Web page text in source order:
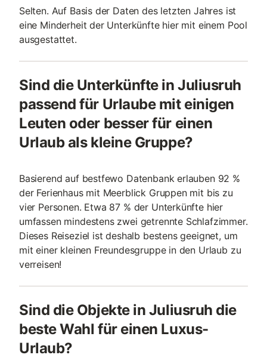
Selten. Auf Basis der Daten des letzten Jahres ist
eine Minderheit der Unterkünfte hier mit einem Pool
ausgestattet.
Sind die Unterkünfte in Juliusruh
passend für Urlaube mit einigen
Leuten oder besser für einen
Urlaub als kleine Gruppe?
Basierend auf bestfewo Datenbank erlauben 92 %
der Ferienhaus mit Meerblick Gruppen mit bis zu
vier Personen. Etwa 87 % der Unterkünfte hier
umfassen mindestens zwei getrennte Schlafzimmer.
Dieses Reiseziel ist deshalb bestens geeignet, um
mit einer kleinen Freundesgruppe in den Urlaub zu
verreisen!
Sind die Objekte in Juliusruh die
beste Wahl für einen Luxus-
Urlaub?